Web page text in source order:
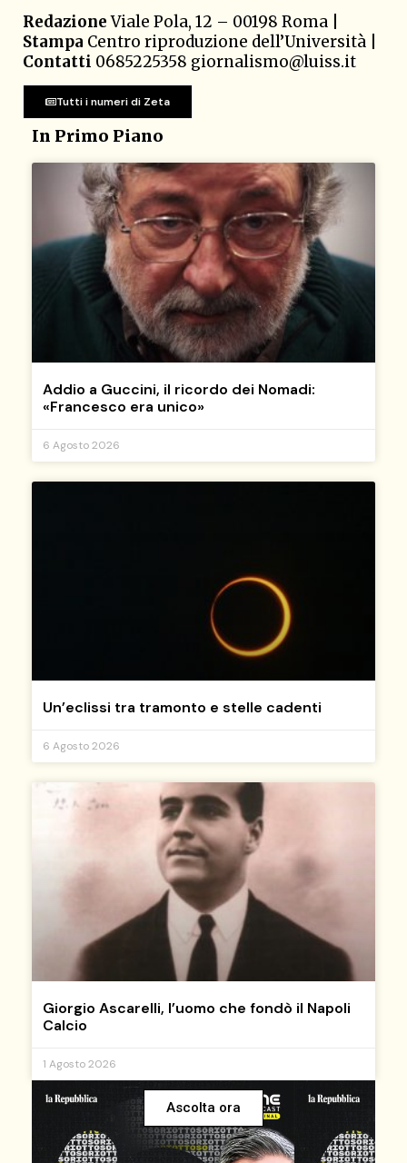
RedazioneViale Pola, 12 – 00198 Roma |
Stampa Centro riproduzione dell’Università |
Contatti 0685225358 giornalismo@luiss.it
Tutti i numeri di Zeta
In Primo Piano
Addio a Guccini, il ricordo dei Nomadi:
«Francesco era unico»
6 Agosto 2026
Un’eclissi tra tramonto e stelle cadenti
6 Agosto 2026
Giorgio Ascarelli, l’uomo che fondò il Napoli
Calcio
1 Agosto 2026
Ascolta ora